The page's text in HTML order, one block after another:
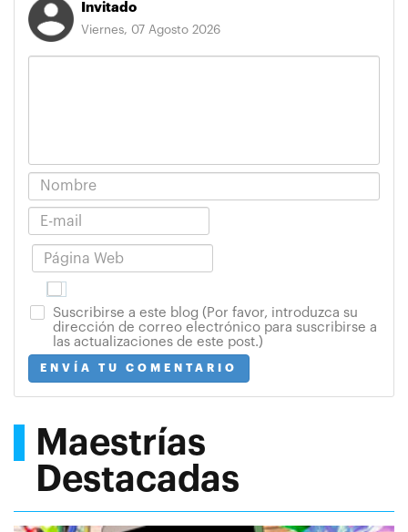
Invitado
Viernes, 07 Agosto 2026
Suscribirse a este blog (Por favor, introduzca su
dirección de correo electrónico para suscribirse a
las actualizaciones de este post.)
ENVÍA TU COMENTARIO
Maestrías
Destacadas